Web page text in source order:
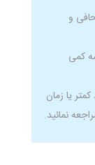
ای صحافی و
کمی
یا زمان
نمائید.